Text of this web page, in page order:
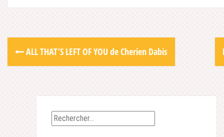
Post
navigation
ALL THAT’S LEFT OF YOU de Cherien Dabis
Rechercher :